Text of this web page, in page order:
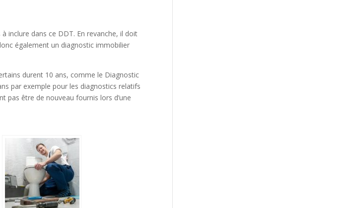
inclure dans ce DDT. En revanche, il doit
également un diagnostic immobilier
durent 10 ans, comme le Diagnostic
par exemple pour les diagnostics relatifs
pas être de nouveau fournis lors d’une